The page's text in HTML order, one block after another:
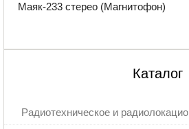
Маяк-233 стерео (Магнитофон)
Каталог
Радиотехническое и